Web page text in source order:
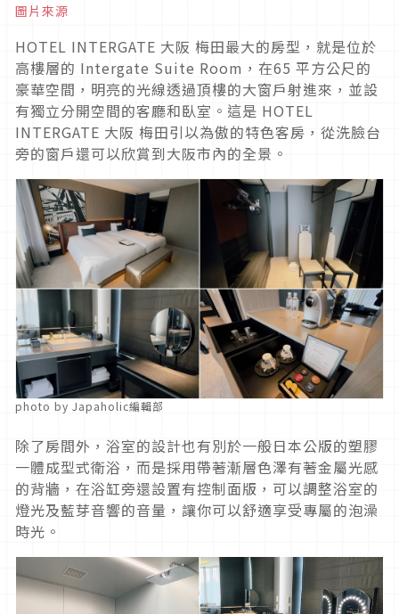
圖片來源
HOTEL INTERGATE 大阪 梅田最大的房型，就是位於
高樓層的 Intergate Suite Room，在65 平方公尺的
豪華空間，明亮的光線透過頂樓的大窗戶射進來，並設
有獨立分開空間的客廳和臥室。這是 HOTEL
INTERGATE 大阪 梅田引以為傲的特色客房，從洗臉台
旁的窗戶還可以欣賞到大阪市內的全景。
photo by Japaholic編輯部
除了房間外，浴室的設計也有別於一般日本公版的塑膠
一體成型式衛浴，而是採用帶著漸層色澤有著金屬光感
的背牆，在浴缸旁還設置有控制面版，可以調整浴室的
燈光及藍芽音響的音量，讓你可以舒適享受專屬的泡澡
時光。